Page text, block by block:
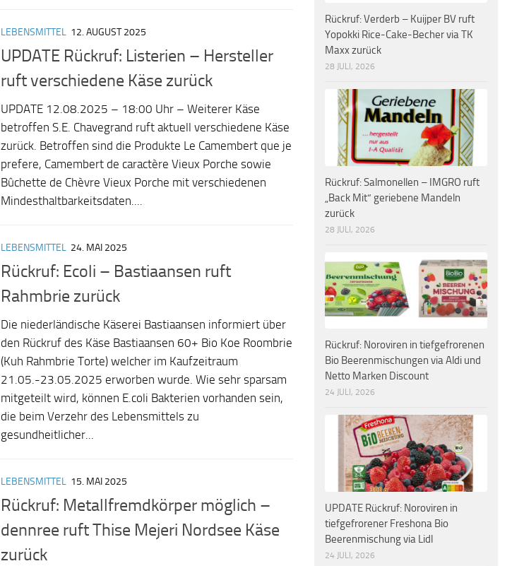
LEBENSMITTEL 12. AUGUST 2025
UPDATE Rückruf: Listerien – Hersteller
ruft verschiedene Käse zurück
UPDATE 12.08.2025 – 18:00 Uhr – Weiterer Käse
betroffen S.E. Chavegrand ruft aktuell verschiedene Käse
zurück. Betroffen sind die Produkte Le Camembert que je
prefere, Camembert de caractère Vieux Porche sowie
Bûchette de Chèvre Vieux Porche mit verschiedenen
Mindesthaltbarkeitsdaten....
LEBENSMITTEL 24. MAI 2025
Rückruf: Ecoli – Bastiaansen ruft
Rahmbrie zurück
Die niederländische Käserei Bastiaansen informiert über
den Rückruf des Käse Bastiaansen 60+ Bio Koe Roombrie
(Kuh Rahmbrie Torte) welcher im Kaufzeitraum
21.05.-23.05.2025 erworben wurde. Wie sehr sparsam
mitgeteilt wird, können E.coli Bakterien vorhanden sein,
die beim Verzehr des Lebensmittels zu
gesundheitlicher...
LEBENSMITTEL 15. MAI 2025
Rückruf: Metallfremdkörper möglich –
dennree ruft Thise Mejeri Nordsee Käse
zurück
Rückruf: Verderb – Kuijper BV ruft
Yopokki Rice-Cake-Becher via TK
Maxx zurück
28 JULI, 2026
Rückruf: Salmonellen – IMGRO ruft
„Back Mit“ geriebene Mandeln
zurück
28 JULI, 2026
Rückruf: Noroviren in tiefgefrorenen
Bio Beerenmischungen via Aldi und
Netto Marken Discount
24 JULI, 2026
UPDATE Rückruf: Noroviren in
tiefgefrorener Freshona Bio
Beerenmischung via Lidl
24 JULI, 2026